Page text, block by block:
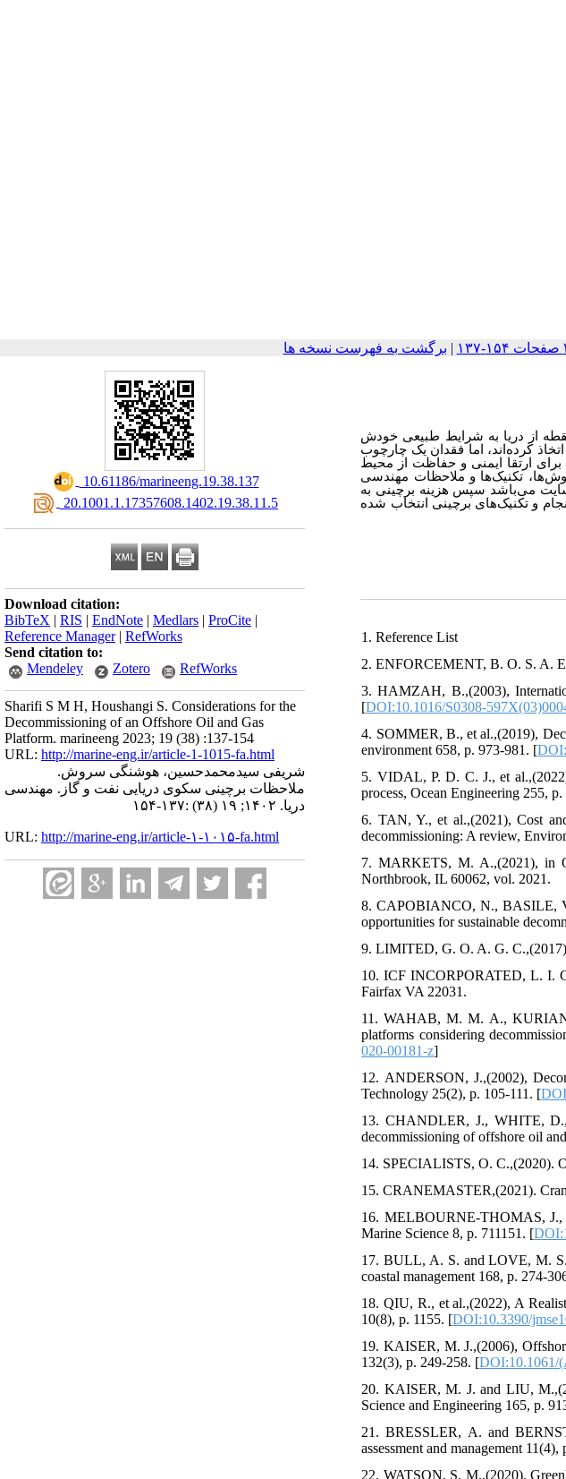
| برگشت به فهرست نسخه ها
‎ 10.61186/marineeng.19.38.137
‎ 20.1001.1.17357608.1402.19.38.11.5
Download citation:
BibTeX | RIS | EndNote | Medlars | ProCite |
Reference Manager| RefWorks
Send citation to:
Mendeley
Zotero RefWorks
Sharifi S M H, Houshangi S. Considerations for the
Decommissioning of an Offshore Oil and Gas
Platform. marineeng 2023; 19 (38) :137-154
URL: http://marine-eng.ir/article-1-1015-fa.html
شریفی سیدمحمدحسین، هوشنگی سروش.
ملاحظات برچینی سکوی دریایی نفت و گاز. مهندسی
دریا. ۱۴۰۲; ۱۹ (۳۸) :۱۳۷-۱۵۴
URL: http://marine-eng.ir/article-۱-۱۰۱۵-fa.html
از دریا به شرایط طبیعی خودش
کرده‌اند، اما فقدان یک چارچوب
ارتقا ایمنی و حفاظت از محیط
تکنیک‌ها و ملاحظات مهندسی
می‌باشد سپس هزینه برچینی به
و تکنیک‌های برچینی انتخاب شده
1. Reference List
2. ENFORCEMENT, B. O. S. A.
3. HAMZAH, B.,(2003),
[DOI:10.1016/S0308-
4. SOMMER, B., et al.,(2019),
environment 658, p. 973-981. [
5. VIDAL, P. D. C. J., et
process, Ocean Engineering 255,
6. TAN, Y., et al.,(2021), Cost
decommissioning: A review,
7. MARKETS, M. A.,(2021), in
Northbrook, IL 60062, vol. 2021.
8. CAPOBIANCO, N., BASILE,
opportunities for sustainable
9. LIMITED, G. O. A. G.
10. ICF INCORPORATED, L. I.
Fairfax VA 22031.
11. WAHAB, M. M. A.,
platforms considering
020-00181-z]
12. ANDERSON, J.,(2002),
Technology 25(2), p. 105-111. [
13. CHANDLER, J., WHITE,
decommissioning of offshore oil
14. SPECIALISTS, O. C.,(2020).
15. CRANEMASTER,(2021).
16. MELBOURNE-THOMAS, J.,
Marine Science 8, p. 711151. [
17. BULL, A. S. and LOVE, M.
coastal management 168, p. 274-
18. QIU, R., et al.,(2022), A
10(8), p. 1155. [DOI:10.3390/
19. KAISER, M. J.,(2006),
132(3), p. 249-258. [DOI:10.1061/
20. KAISER, M. J. and LIU,
Science and Engineering 165, p.
21. BRESSLER, A. and
assessment and management
22. WATSON, S. M.,(2020),